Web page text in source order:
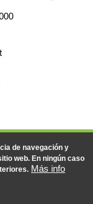
MAPA WEB
de navegación y
web. En ningún caso
Más info